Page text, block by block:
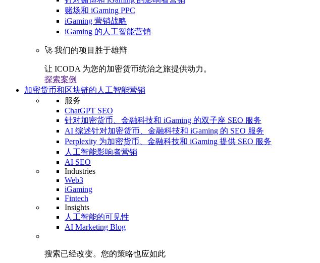
赌场和 iGaming PPC
iGaming 营销战略
iGaming 的人工智能营销
🚀 我们的项目胜于雄辩
让 ICODA 为您的加密货币统治之旅提供动力。
探索案例
加密货币和区块链的人工智能营销
服务
ChatGPT SEO
针对加密货币、金融科技和 iGaming 的双子座 SEO 服务
AI 综述针对加密货币、金融科技和 iGaming 的 SEO 服务
Perplexity 为加密货币、金融科技和 iGaming 提供 SEO 服务
人工智能影响者营销
AI SEO
Industries
Web3
iGaming
Fintech
Insights
人工智能的可见性
AI Marketing Blog
搜索已经改变。 您的策略也应如此